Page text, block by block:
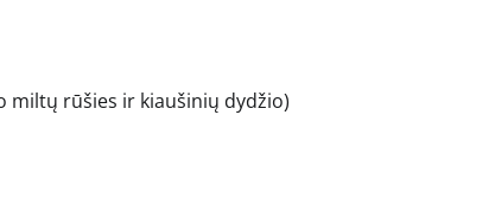
miltų rūšies ir kiaušinių dydžio)